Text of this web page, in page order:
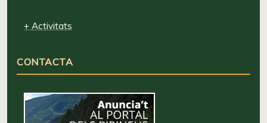
+ Activitats
CONTACTA